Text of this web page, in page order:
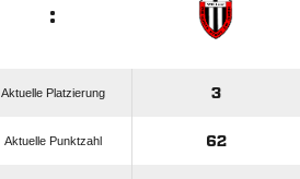
:
Aktuelle Platzierung 3
Aktuelle Punktzahl 62